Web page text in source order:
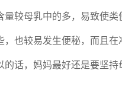
量较母乳中的多，易致使类
也较易发生便秘，而且
话，妈妈最好还是要坚持